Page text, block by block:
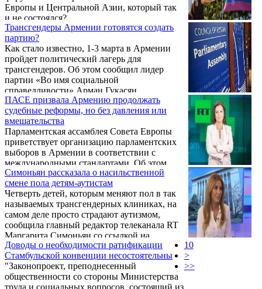
лишь о том, почему именно его история
должна стать сюжетом для фильма, что в
ней поучительного и с какой стати ...
Европы и Центральной Азии, который так
и не состоялся?
Трансгендеры Армении готовятся создать
партию?
Как стало известно, 1-3 марта в Армении
пройдет политический лагерь для
трансгендеров. Об этом сообщил лидер
партии «Во имя социальной
справедливости» Арман Гукасян.
Организатором лагеря является
общественная организация «Сторона
права», руководитель которой, трансгендер
Лилит Мартиросян, известна своим
выступлением с трибуны Парламента
Армении. .
ПАСЕ призвала Армению продолжать
судебные реформы, но без давления или
вмешательства
Парламентская ассамблея Совета Европы
приветствует организацию парламентских
выборов в Армении в соответствии с
международными стандартами. Об этом
говорится в резолюции, принятой ПАСЕ 30
января.
Симоньян рассказала о насильственной
смене пола детям-аутистам
Четверть детей, которым меняют пол в так
называемых трансгендерных клиниках, на
самом деле просто страдают аутизмом,
сообщила главный редактор телеканала RT
Маргарита Симоньян со ссылкой на
результаты исследований.
Доводы о необходимости ратификации
Стамбульской конвенции несостоятельны
"Законопроект, преподнесенный
общественности со стороны Министерства
труда и социальных вопросов, состоящий из
10
>
>>